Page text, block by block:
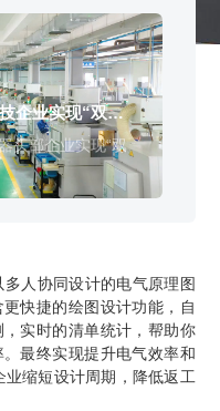
管理
检验
理
泄系统
案
的成本构成与价值解析
成都恒睿在西南区域凭
商？一文看懂避坑指南
哪个版本好用？
学习吗？
企业实现“双
头部企业实现“双
多人协同设计的电气原理图
快捷的绘图设计功能，自
实时的清单统计，帮助你
最终实现提升电气效率和
缩短设计周期，降低返工